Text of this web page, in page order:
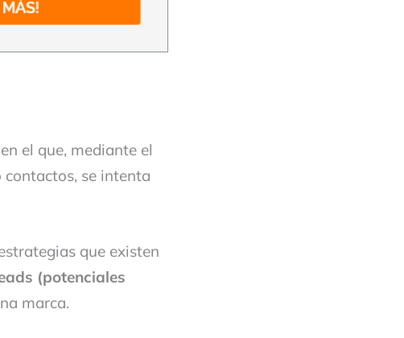
en el que, mediante el
contactos, se intenta
que existen
(potenciales
marca.